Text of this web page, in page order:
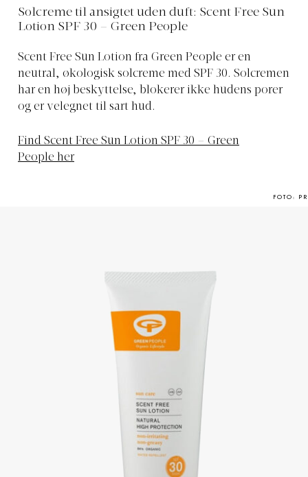
Solcreme til ansigtet uden duft: Scent Free Sun
Lotion SPF 30 – Green People
Scent Free Sun Lotion fra Green People er en
neutral, økologisk solcreme med SPF 30. Solcremen
har en høj beskyttelse, blokerer ikke hudens porer
og er velegnet til sart hud.
Find Scent Free Sun Lotion SPF 30 – Green
People her
FOTO: PR